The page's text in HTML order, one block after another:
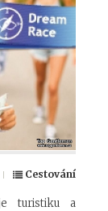
Cestování
turistiku a